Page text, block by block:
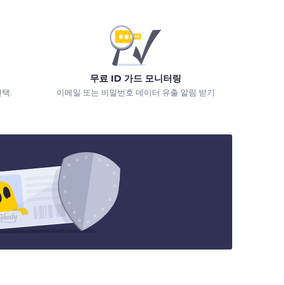
택.
무료 ID 가드 모니터링
이메일 또는 비밀번호 데이터 유출 알림 받기